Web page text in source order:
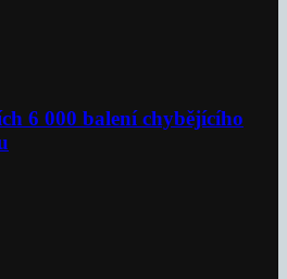
6 000 balení chybějícího